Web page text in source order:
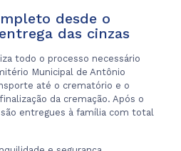
desde o
das cinzas
todo o processo necessário
Municipal de Antônio
até o crematório e o
da cremação. Após o
entregues à família com total